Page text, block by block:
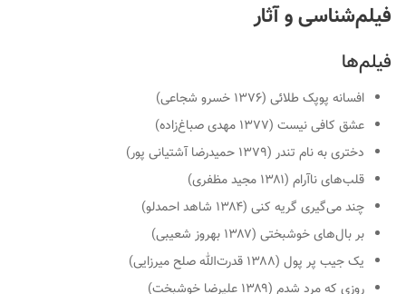
فیلم‌شناسی و آثار
فیلم‌ها
افسانه پوپک طلائی (۱۳۷۶ خسرو شجاعی)
عشق کافی نیست (۱۳۷۷ مهدی صباغ‌زاده)
دختری به نام تندر (۱۳۷۹ حمیدرضا آشتیانی پور)
قلب‌های ناآرام (۱۳۸۱ مجید مظفری)
چند می‌گیری گریه کنی (۱۳۸۴ شاهد احمدلو)
بر بال‌های خوشبختی (۱۳۸۷ بهروز شعیبی)
یک جیب پر پول (۱۳۸۸ قدرت‌الله صلح میرزایی)
روزی که مرد شدم (۱۳۸۹ علیرضا خوشبخت)